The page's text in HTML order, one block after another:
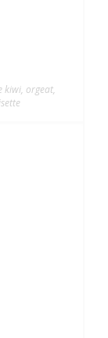
kiwi, orgeat,